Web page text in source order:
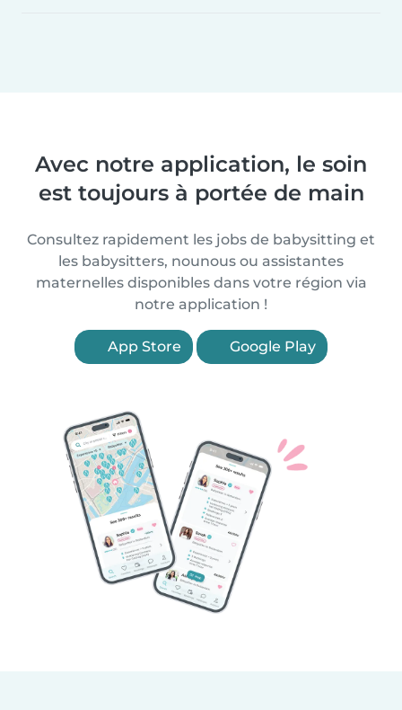
Avec notre application, le soin
est toujours à portée de main
Consultez rapidement les jobs de babysitting et
les babysitters, nounous ou assistantes
maternelles disponibles dans votre région via
notre application !
App Store Google Play